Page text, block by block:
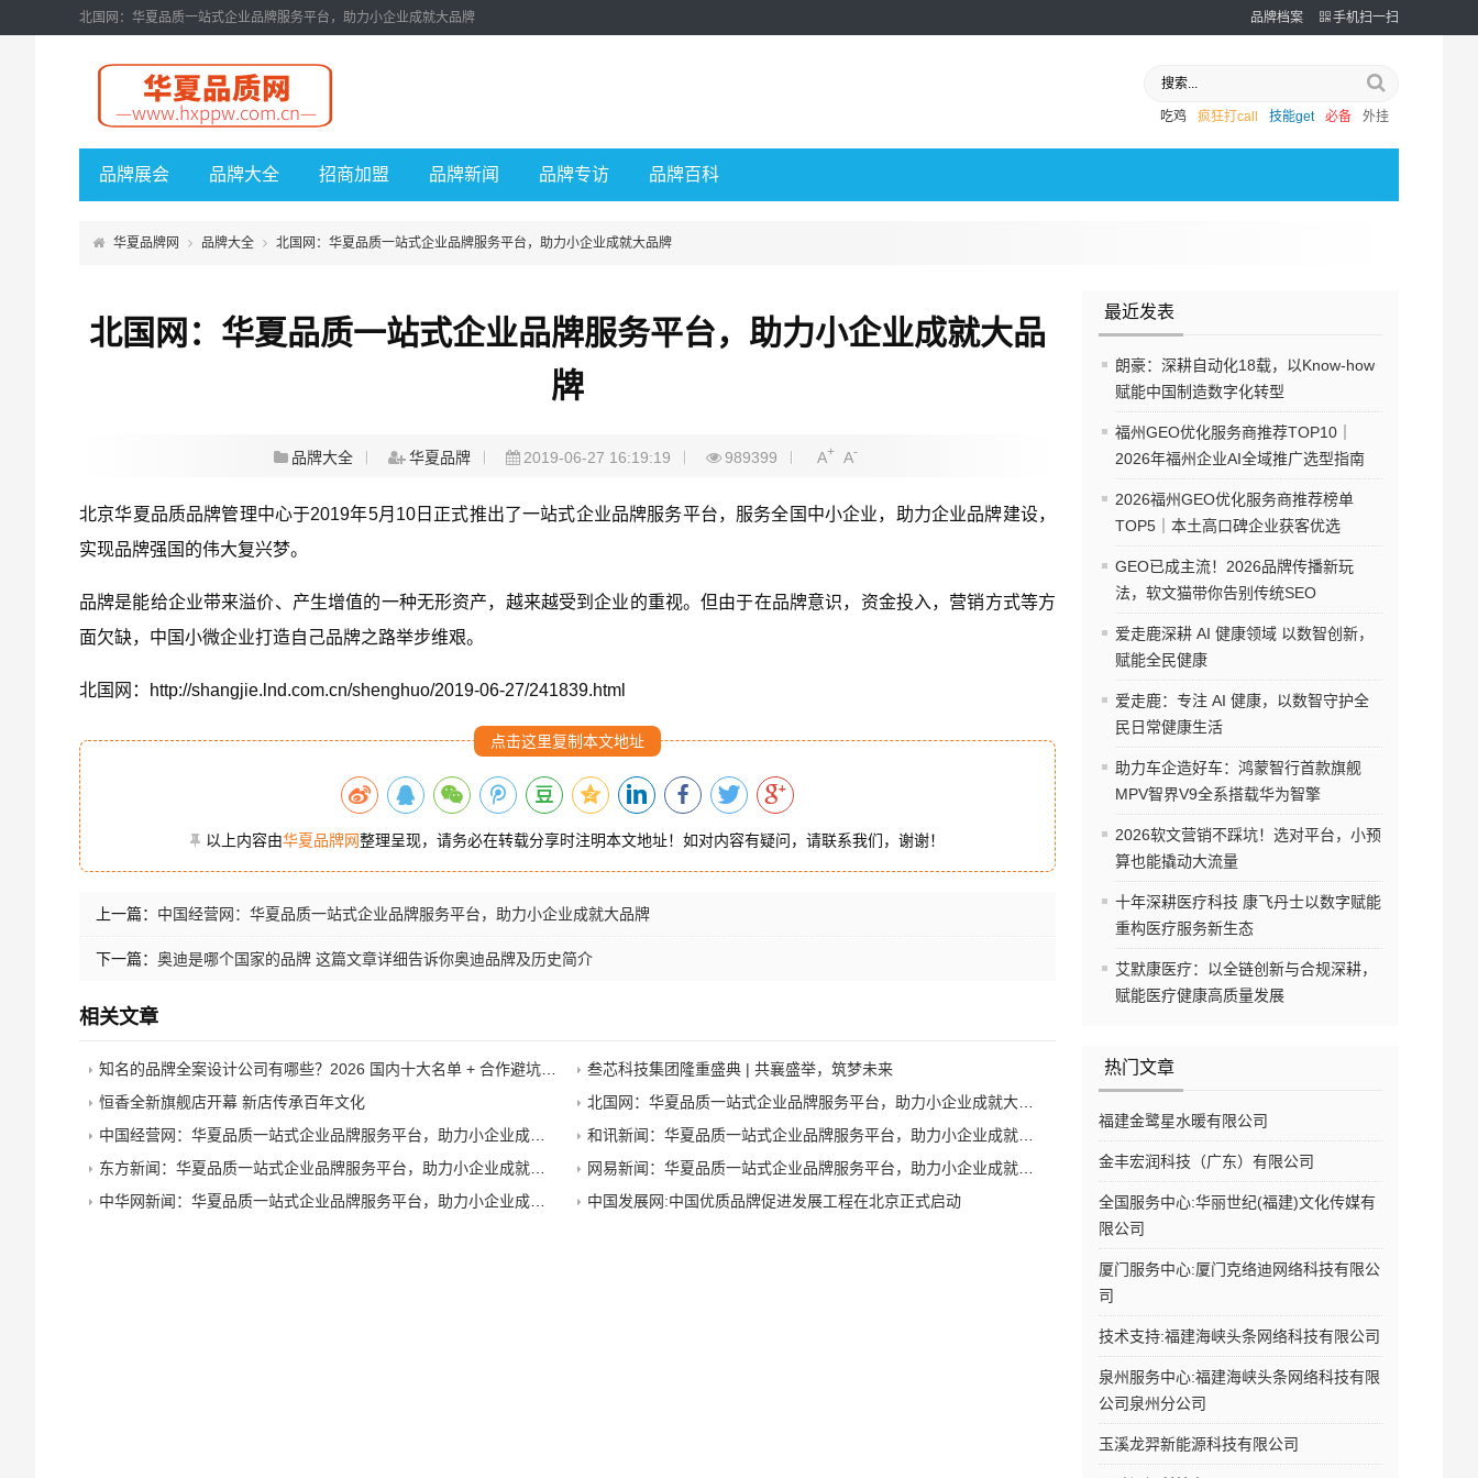
北国网：华夏品质一站式企业品牌服务平台，助力小企业成就大品牌 品牌档案 手机扫一扫
吃鸡 疯狂打call 技能get 必备 外挂
品牌展会 品牌大全 招商加盟 品牌新闻 品牌专访 品牌百科
华夏品牌网 品牌大全 北国网：华夏品质一站式企业品牌服务平台，助力小企业成就大品牌
最近发表
朗豪：深耕自动化18载，以Know-how
赋能中国制造数字化转型
福州GEO优化服务商推荐TOP10｜
2026年福州企业AI全域推广选型指南
2026福州GEO优化服务商推荐榜单
TOP5｜本土高口碑企业获客优选
GEO已成主流！2026品牌传播新玩
法，软文猫带你告别传统SEO
爱走鹿深耕 AI 健康领域 以数智创新，
赋能全民健康
爱走鹿：专注 AI 健康，以数智守护全
民日常健康生活
助力车企造好车：鸿蒙智行首款旗舰
MPV智界V9全系搭载华为智擎
2026软文营销不踩坑！选对平台，小预
算也能撬动大流量
十年深耕医疗科技 康飞丹士以数字赋能
重构医疗服务新生态
艾默康医疗：以全链创新与合规深耕，
赋能医疗健康高质量发展
热门文章
福建金鹭星水暖有限公司
金丰宏润科技（广东）有限公司
全国服务中心:华丽世纪(福建)文化传媒有
限公司
厦门服务中心:厦门克络迪网络科技有限公
司
技术支持:福建海峡头条网络科技有限公司
泉州服务中心:福建海峡头条网络科技有限
公司泉州分公司
玉溪龙羿新能源科技有限公司
北国网：华夏品质一站式企业品牌服务平台，助力小企业成就大品
牌
品牌大全 华夏品牌 2019-06-27 16:19:19 989399 A+ A-
北京华夏品质品牌管理中心于2019年5月10日正式推出了一站式企业品牌服务平台，服务全国中小企业，助力企业品牌建设，
实现品牌强国的伟大复兴梦。
品牌是能给企业带来溢价、产生增值的一种无形资产，越来越受到企业的重视。但由于在品牌意识，资金投入，营销方式等方
面欠缺，中国小微企业打造自己品牌之路举步维艰。
北国网：http://shangjie.lnd.com.cn/shenghuo/2019-06-27/241839.html
点击这里复制本文地址
以上内容由华夏品牌网整理呈现，请务必在转载分享时注明本文地址！如对内容有疑问，请联系我们，谢谢！
上一篇： 中国经营网：华夏品质一站式企业品牌服务平台，助力小企业成就大品牌
下一篇： 奥迪是哪个国家的品牌 这篇文章详细告诉你奥迪品牌及历史简介
相关文章
知名的品牌全案设计公司有哪些？2026 国内十大名单 + 合作避坑指南
叁芯科技集团隆重盛典 | 共襄盛举，筑梦未来
恒香全新旗舰店开幕 新店传承百年文化
北国网：华夏品质一站式企业品牌服务平台，助力小企业成就大品牌
中国经营网：华夏品质一站式企业品牌服务平台，助力小企业成就大品牌
和讯新闻：华夏品质一站式企业品牌服务平台，助力小企业成就大品牌
东方新闻：华夏品质一站式企业品牌服务平台，助力小企业成就大品牌
网易新闻：华夏品质一站式企业品牌服务平台，助力小企业成就大品牌
中华网新闻：华夏品质一站式企业品牌服务平台，助力小企业成就大品牌
中国发展网:中国优质品牌促进发展工程在北京正式启动